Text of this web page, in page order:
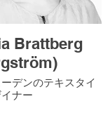
Brattberg
デンのテキスタイ
ナー